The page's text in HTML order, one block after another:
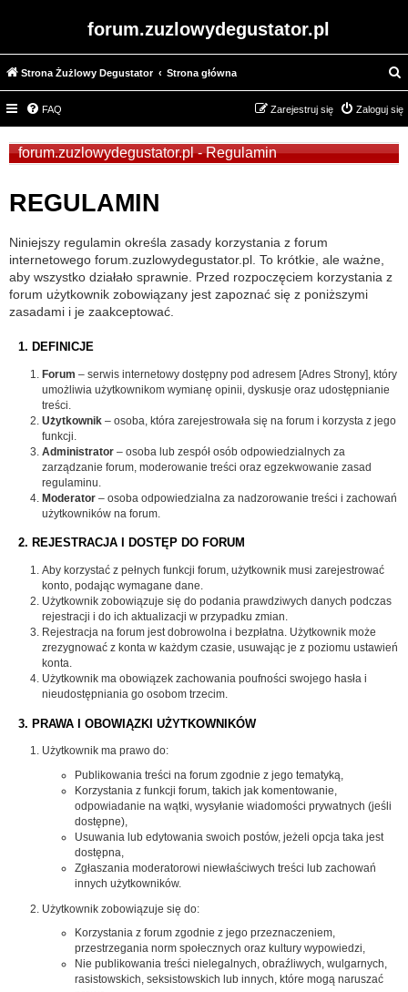
forum.zuzlowydegustator.pl
Strona Żużlowy Degustator Strona główna
z
u
FAQ Zaloguj się
Zarejestruj się
forum.zuzlowydegustator.pl - Regulamin
REGULAMIN
Niniejszy regulamin określa zasady korzystania z forum
internetowego forum.zuzlowydegustator.pl. To krótkie, ale ważne,
aby wszystko działało sprawnie. Przed rozpoczęciem korzystania z
forum użytkownik zobowiązany jest zapoznać się z poniższymi
zasadami i je zaakceptować.
1. DEFINICJE
Forum – serwis internetowy dostępny pod adresem [Adres Strony], który
umożliwia użytkownikom wymianę opinii, dyskusje oraz udostępnianie
treści.
Użytkownik – osoba, która zarejestrowała się na forum i korzysta z jego
funkcji.
Administrator – osoba lub zespół osób odpowiedzialnych za
zarządzanie forum, moderowanie treści oraz egzekwowanie zasad
regulaminu.
Moderator – osoba odpowiedzialna za nadzorowanie treści i zachowań
użytkowników na forum.
2. REJESTRACJA I DOSTĘP DO FORUM
Aby korzystać z pełnych funkcji forum, użytkownik musi zarejestrować
konto, podając wymagane dane.
Użytkownik zobowiązuje się do podania prawdziwych danych podczas
rejestracji i do ich aktualizacji w przypadku zmian.
Rejestracja na forum jest dobrowolna i bezpłatna. Użytkownik może
zrezygnować z konta w każdym czasie, usuwając je z poziomu ustawień
konta.
Użytkownik ma obowiązek zachowania poufności swojego hasła i
nieudostępniania go osobom trzecim.
3. PRAWA I OBOWIĄZKI UŻYTKOWNIKÓW
Użytkownik ma prawo do:
Publikowania treści na forum zgodnie z jego tematyką,
Korzystania z funkcji forum, takich jak komentowanie,
odpowiadanie na wątki, wysyłanie wiadomości prywatnych (jeśli
dostępne),
Usuwania lub edytowania swoich postów, jeżeli opcja taka jest
dostępna,
Zgłaszania moderatorowi niewłaściwych treści lub zachowań
innych użytkowników.
Użytkownik zobowiązuje się do:
Korzystania z forum zgodnie z jego przeznaczeniem,
przestrzegania norm społecznych oraz kultury wypowiedzi,
Nie publikowania treści nielegalnych, obraźliwych, wulgarnych,
rasistowskich, seksistowskich lub innych, które mogą naruszać